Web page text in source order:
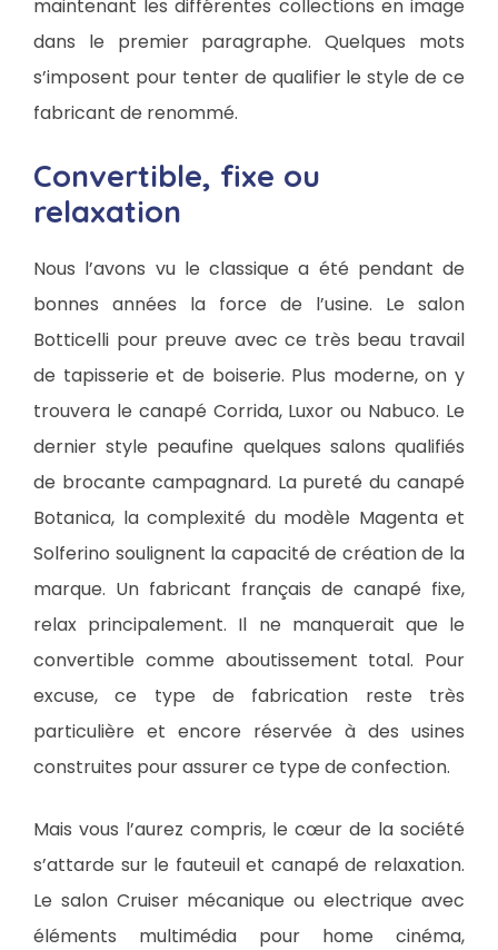
maintenant les différentes collections en image
dans le premier paragraphe. Quelques mots
s’imposent pour tenter de qualifier le style de ce
fabricant de renommé.
Convertible, fixe ou
relaxation
Nous l’avons vu le classique a été pendant de
bonnes années la force de l’usine. Le salon
Botticelli pour preuve avec ce très beau travail
de tapisserie et de boiserie. Plus moderne, on y
trouvera le canapé Corrida, Luxor ou Nabuco. Le
dernier style peaufine quelques salons qualifiés
de brocante campagnard. La pureté du canapé
Botanica, la complexité du modèle Magenta et
Solferino soulignent la capacité de création de la
marque. Un fabricant français de canapé fixe,
relax principalement. Il ne manquerait que le
convertible comme aboutissement total. Pour
excuse, ce type de fabrication reste très
particulière et encore réservée à des usines
construites pour assurer ce type de confection.
Mais vous l’aurez compris, le cœur de la société
s’attarde sur le fauteuil et canapé de relaxation.
Le salon Cruiser mécanique ou electrique avec
éléments multimédia pour home cinéma,